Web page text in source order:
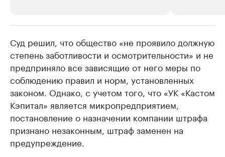
Крупнейшие производители и
продавцы медийной продукции
Ознакомьтесь с информацией в каталоге
Страховые
Посмотрите в
Суд решил, что общество «не проявило должную
степень заботливости и осмотрительности» и не
предприняло все зависящие от него меры по
соблюдению правил и норм, установленных
законом. Однако, с учетом того, что «УК «Кастом
Кэпитал» является микропредприятием,
постановление о назначении компании штрафа
признано незаконным, штраф заменен на
предупреждение.